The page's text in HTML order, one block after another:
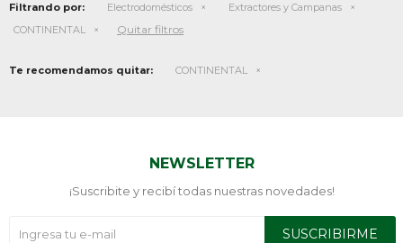
Filtrando por: Electrodomésticos
Extractores y Campanas
CONTINENTAL
Quitar filtros
Te recomendamos quitar: CONTINENTAL
NEWSLETTER
¡Suscribite y recibí todas nuestras novedades!
SUSCRIBIRME